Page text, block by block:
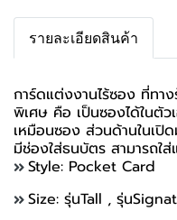
รายละเอียดสินค้า
การ์ดแต่งงานไร้ซอง ที่ทา
พิเศษ คือ เป็นซองได้ในตั
เหมือนซอง ส่วนด้านในเปิ
มีช่องใส่ธนบัตร สามารถใ
Style: Pocket Card
Size: รุ่นTall , รุ่น